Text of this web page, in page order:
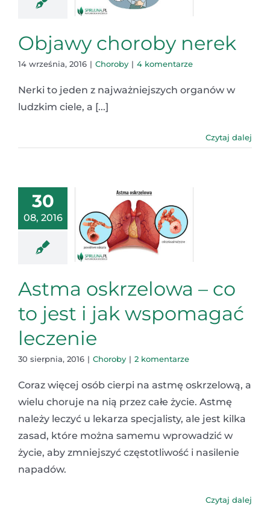
Objawy choroby nerek
14 września, 2016 | Choroby | 4 komentarze
Nerki to jeden z najważniejszych organów w
ludzkim ciele, a [...]
Czytaj dalej
30
08, 2016
Astma oskrzelowa – co
to jest i jak wspomagać
leczenie
30 sierpnia, 2016 | Choroby | 2 komentarze
Coraz więcej osób cierpi na astmę oskrzelową, a
wielu choruje na nią przez całe życie. Astmę
należy leczyć u lekarza specjalisty, ale jest kilka
zasad, które można samemu wprowadzić w
życie, aby zmniejszyć częstotliwość i nasilenie
napadów.
Czytaj dalej